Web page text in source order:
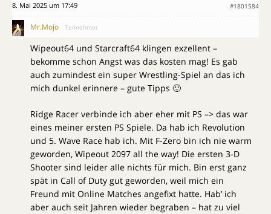
8. Mai 2025 um 17:49 #1801584
Mr.Mojo Teilnehmer
Wipeout64 und Starcraft64 klingen exzellent –
bekomme schon Angst was das kosten mag! Es gab
auch zumindest ein super Wrestling-Spiel an das ich
mich dunkel erinnere – gute Tipps 🙂
Ridge Racer verbinde ich aber eher mit PS –> das war
eines meiner ersten PS Spiele. Da hab ich Revolution
und 5. Wave Race hab ich. Mit F-Zero bin ich nie warm
geworden, Wipeout 2097 all the way! Die ersten 3-D
Shooter sind leider alle nichts für mich. Bin erst ganz
spät in Call of Duty gut geworden, weil mich ein
Freund mit Online Matches angefixt hatte. Hab’ ich
aber auch seit Jahren wieder begraben – hat zu viel